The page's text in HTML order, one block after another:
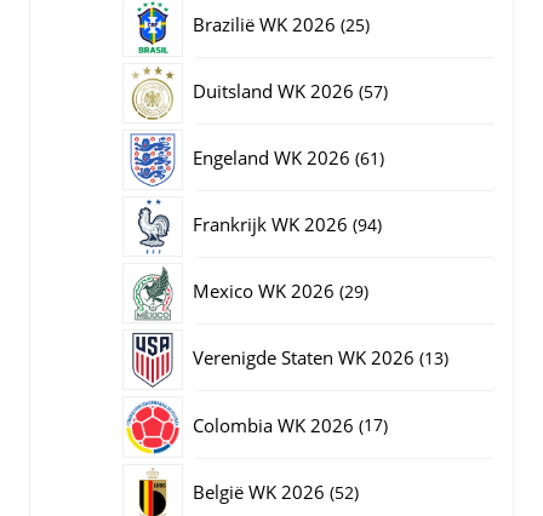
Brazilië WK 2026 2525
Duitsland WK 2026 5757
Engeland WK 2026 6161
Frankrijk WK 2026 9494
Mexico WK 2026 2929
Verenigde Staten WK 2026 1313
Colombia WK 2026 1717
België WK 2026 5252